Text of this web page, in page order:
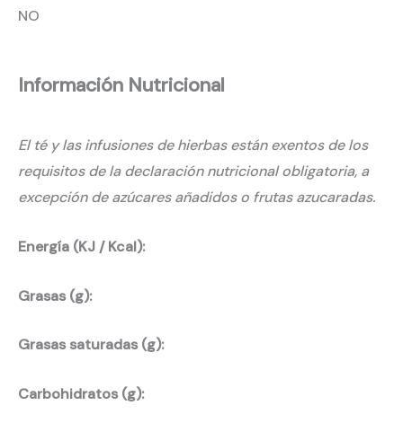
NO
Información Nutricional
El té y las infusiones de hierbas están exentos de los
requisitos de la declaración nutricional obligatoria, a
excepción de azúcares añadidos o frutas azucaradas.
Energía (KJ / Kcal):
Grasas (g):
Grasas saturadas (g):
Carbohidratos (g):